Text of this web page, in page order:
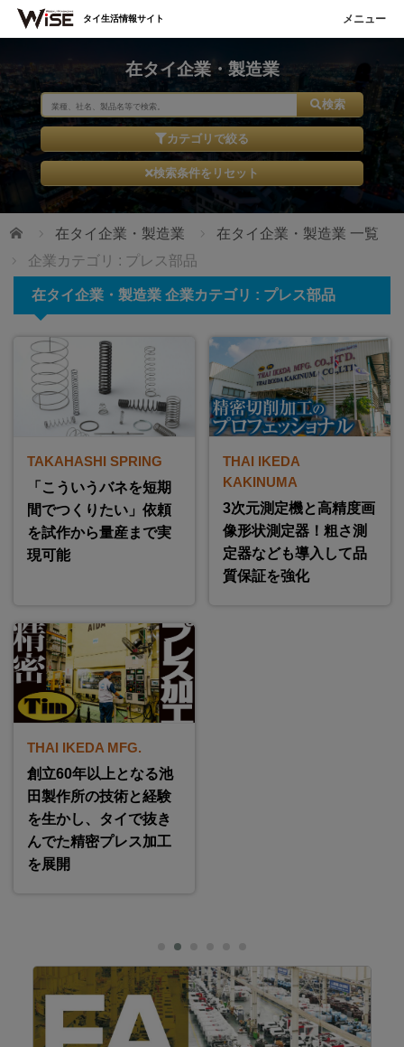
在タイ企業・製造業
検索
カテゴリで絞る
検索条件をリセット
ホーム 在タイ企業・製造業
在タイ企業・製造業 一覧
企業カテゴリ : プレス部品
在タイ企業・製造業 企業カテゴリ : プレス部品
TAKAHASHI SPRING
「こういうバネを短期
間でつくりたい」依頼
を試作から量産まで実
現可能
THAI IKEDA
KAKINUMA
3次元測定機と高精度画
像形状測定器！粗さ測
定器なども導入して品
質保証を強化
THAI IKEDA MFG.
創立60年以上となる池
田製作所の技術と経験
を生かし、タイで抜き
んでた精密プレス加工
を展開
タイ生活情報サイト